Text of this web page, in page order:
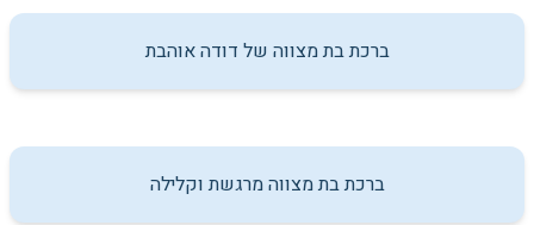
ברכת בת מצווה של דודה אוהבת
ברכת בת מצווה מרגשת וקלילה